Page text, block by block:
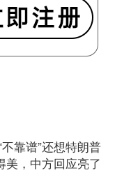
靠谱”还想特朗普
美，中方回应亮了